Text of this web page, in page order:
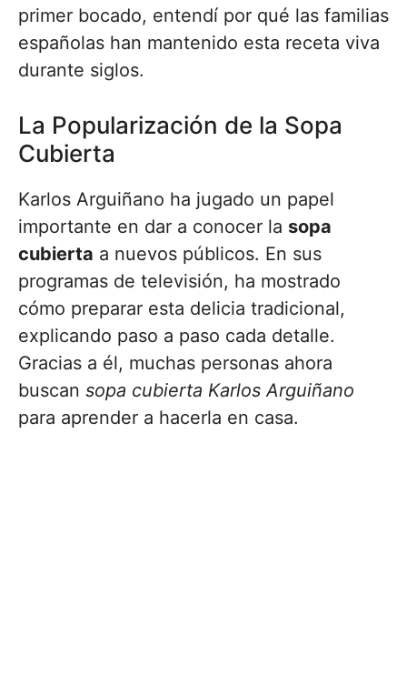
primer bocado, entendí por qué las familias
españolas han mantenido esta receta viva
durante siglos.
La Popularización de la Sopa
Cubierta
Karlos Arguiñano ha jugado un papel
importante en dar a conocer la sopa
cubierta a nuevos públicos. En sus
programas de televisión, ha mostrado
cómo preparar esta delicia tradicional,
explicando paso a paso cada detalle.
Gracias a él, muchas personas ahora
buscan sopa cubierta Karlos Arguiñano
para aprender a hacerla en casa.